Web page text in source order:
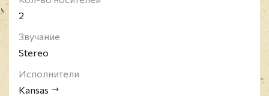
2
Звучание
Stereo
Исполнители
Kansas